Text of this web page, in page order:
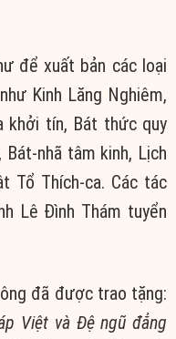
để xuất bản các loại
Kinh Lăng Nghiêm,
khởi tín, Bát thức quy
nhã tâm kinh, Lịch
Tổ Thích-ca. Các tác
Lê Đình Thám tuyển
đã được trao tặng:
Việt và Đệ ngũ đẳng